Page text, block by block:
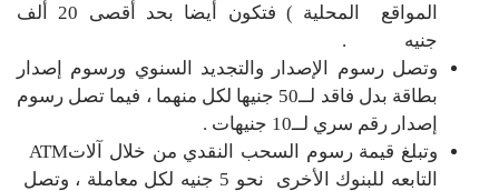
المواقع المحلية ) فتكون أيضا بحد أقصى 20 ألف
جنيه .
وتصل رسوم الإصدار والتجديد السنوي ورسوم إصدار
بطاقة بدل فاقد لــ50 جنيها لكل منهما ، فيما تصل رسوم
إصدار رقم سري لــ10 جنيهات .
وتبلغ قيمة رسوم السحب النقدي من خلال آلاتATM
التابعه للبنوك الأخرى نحو 5 جنيه لكل معاملة ، وتصل